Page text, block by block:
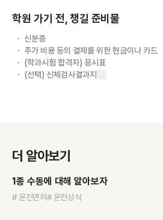
학원 가기 전, 챙길 준비물
신분증
추가 비용 등의 결제를 위한 현금이나 카드
(학과시험 합격자) 응시표
(선택) 신체검사결과지
더 알아보기
1종 수동에 대해 알아보자
# 운전면허# 운전상식